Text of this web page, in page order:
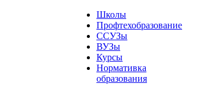
Школы
Профтехобразование
ССУЗы
ВУЗы
Курсы
Нормативка
образования